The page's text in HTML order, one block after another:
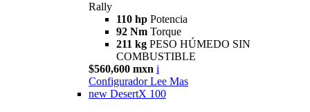
Rally
110 hp Potencia
92 Nm Torque
211 kg PESO HÚMEDO SIN
COMBUSTIBLE
$560,600 mxn i
Configurador Lee Mas
new DesertX 100